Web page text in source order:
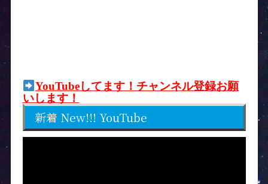
YouTubeしてます！チャンネル登録お願
いします！
新着 New!!! YouTube